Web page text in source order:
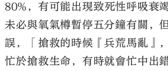
80%，有可能出現致死性呼吸衰
未必與氧氣樽暫停五分鐘有關，
誤，「搶救的時候『兵荒馬亂』
忙於搶救生命，有時就會忙中出